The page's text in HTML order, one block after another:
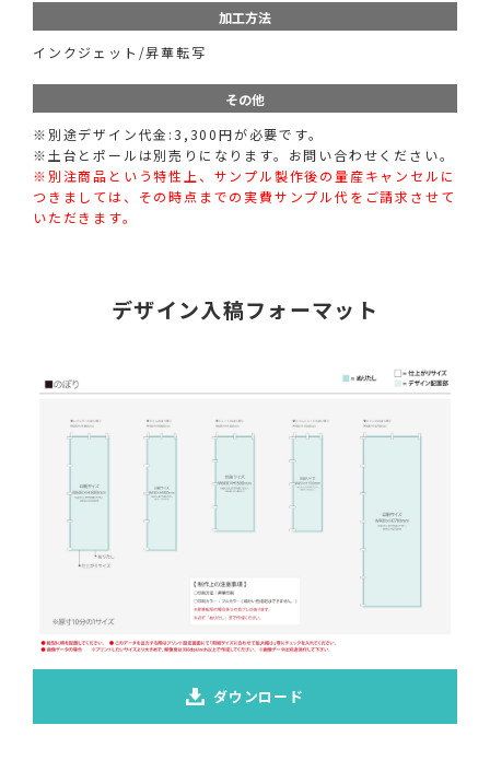
加工方法
インクジェット/昇華転写
その他
※別途デザイン代金:3,300円が必要です。
※土台とポールは別売りになります。お問い合わせください。
※別注商品という特性上、サンプル製作後の量産キャンセルに
つきましては、その時点までの実費サンプル代をご請求させて
いただきます。
デザイン入稿フォーマット
ダウンロード